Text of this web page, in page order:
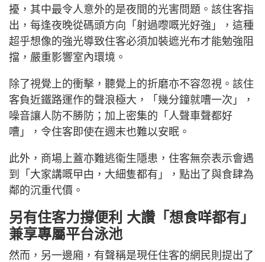
擾，其中最令人意外的是夜間的光害問題。該住客指
出，每逢夜晚從碼頭方向「射過嚟嘅光好強」，這種
超乎想像的強光導致住客必須加裝遮光布才能勉強阻
擋，嚴重影響室內環境。
除了視覺上的衝擊，聽覺上的折磨亦不容忽視。該住
客負近鐵路運作的聲浪極大，「幾分鐘就嘈一次」，
噪音讓人防不勝防；加上密集的「人聲車聲都好
嘈」，令住客即使在週末也難以安眠。
此外，商場上蓋亦難逃衞生隱患，住客無奈表示會遇
到「大家講嘅曱甴，大細隻都有」，點出了與食肆為
鄰的沉重代價。
另有住客力撐便利 大讚「想食咩都有」
兼享專屬平台泳池
然而，另一邊廂，有聲稱是現任住客的網民則提出了